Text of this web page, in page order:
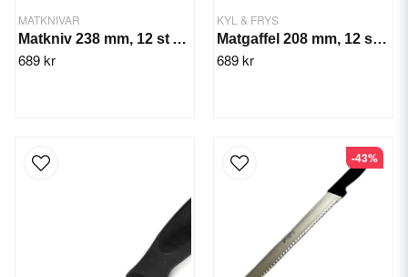
MATKNIVAR
Matkniv 238 mm, 12 st Arcade
689 kr
KYL & FRYS
Matgaffel 208 mm, 12 st Arcade
689 kr
-43%